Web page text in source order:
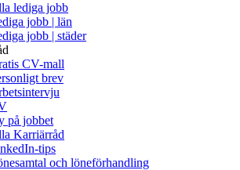
lediga jobb
jobb | län
jobb | städer
CV-mall
brev
på jobbet
Karriärråd
tips
och löneförhandling